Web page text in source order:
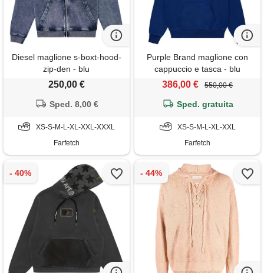
Diesel maglione s-boxt-hood-
zip-den - blu
250,00 €
Sped. 8,00 €
XS-S-M-L-XL-XXL-XXXL
Farfetch
Purple Brand maglione con
cappuccio e tasca - blu
386,00 € 550,00 €
Sped. gratuita
XS-S-M-L-XL-XXL
Farfetch